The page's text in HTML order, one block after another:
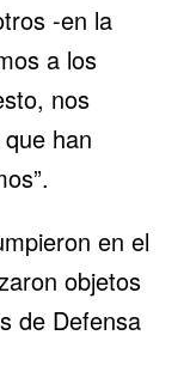
-en la
a los
nos
han
en el
objetos
de Defensa